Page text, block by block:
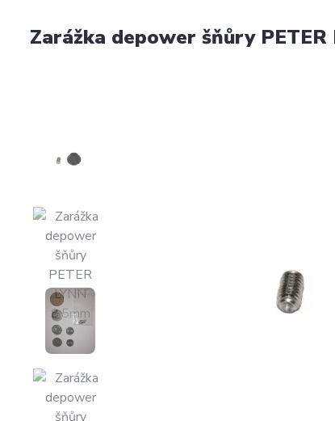
Zarážka depower šňůry PETER